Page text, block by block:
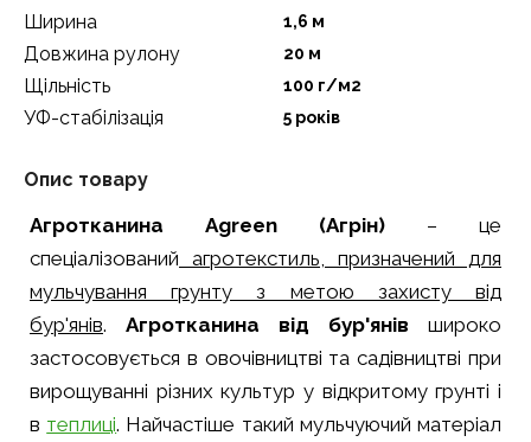
Ширина 1,6 м
Довжина рулону 20 м
Щільність 100 г/м2
УФ-стабілізація 5 років
Опис товару
Агротканина Agreen (Агрін) – це
спеціалізований агротекстиль, призначений для
мульчування грунту з метою захисту від
бур'янів. Агротканина від бур'янів широко
застосовується в овочівництві та садівництві при
вирощуванні різних культур у відкритому грунті і
в теплиці. Найчастіше такий мульчуючий матеріал